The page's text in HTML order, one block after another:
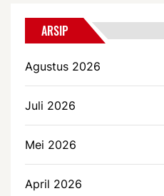
ARSIP
Agustus 2026
Juli 2026
Mei 2026
April 2026